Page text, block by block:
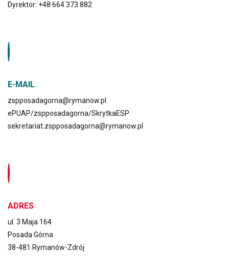
Dyrektor: +48 664 373 882
E-MAIL
zspposadagorna@rymanow.pl
ePUAP/zspposadagorna/SkrytkaESP
sekretariat.zspposadagorna@rymanow.pl
ADRES
ul. 3 Maja 164
Posada Górna
38-481 Rymanów-Zdrój